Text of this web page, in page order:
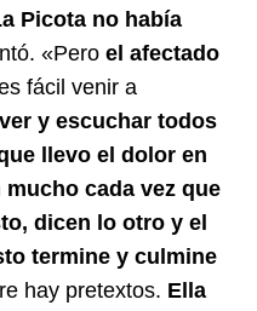
Picota no había
«Pero el afectado
fácil venir a
y escuchar todos
llevo el dolor en
cada vez que
dicen lo otro y el
termine y culmine
hay pretextos. Ella